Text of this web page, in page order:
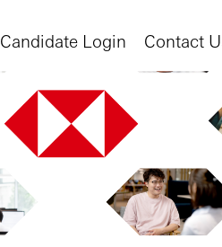
Candidate Login Contact